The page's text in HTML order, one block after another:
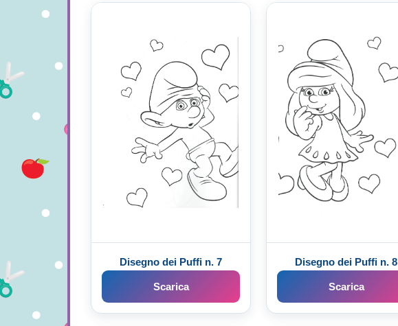
Disegno dei Puffi n. 7
Scarica
Disegno dei Puffi n. 8
Scarica